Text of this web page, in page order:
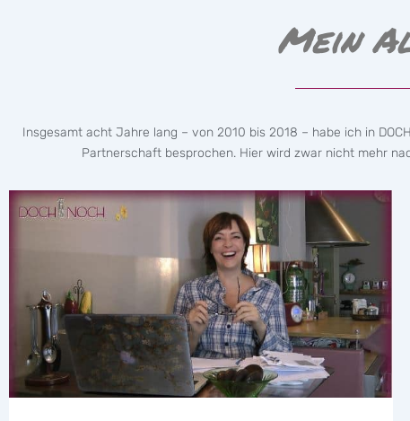
Mein
Insgesamt acht Jahre lang – von 2010 bis 2018 – habe ich in
Partnerschaft besprochen. Hier wird zwar nicht mehr